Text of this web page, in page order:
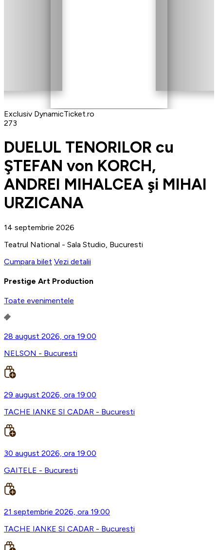
Exclusiv DynamicTicket.ro
273
DUELUL TENORILOR cu
ŞTEFAN von KORCH,
ANDREI MIHALCEA şi MIHAI
URZICANA
14 septembrie 2026
Teatrul National - Sala Studio, Bucuresti
Cumpara bilet Vezi detalii
Prestige Art Production
Toate evenimentele
28 august 2026, ora 19:00
NELSON - Bucuresti
29 august 2026, ora 19:00
TACHE IANKE SI CADAR - Bucuresti
30 august 2026, ora 19:00
GAITELE - Bucuresti
21 septembrie 2026, ora 19:00
TACHE IANKE SI CADAR - Bucuresti